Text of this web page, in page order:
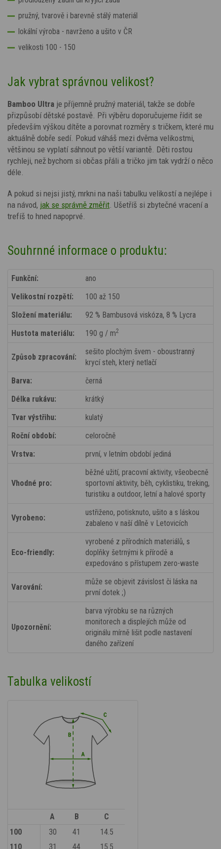
pružný, tvarově i barevně stálý materiál
lokální výroba - navrženo a ušito v ČR
velikosti 100 - 150
Jak vybrat správnou velikost?
Bamboo Ultra je příjemně pružný materiál, takže se dobře
přizpůsobí dětské postavě. Při výběru doporučujeme řídit se
především výškou dítěte a porovnat rozměry s tričkem, které mu
aktuálně dobře sedí. Pokud váháš mezi dvěma velikostmi,
většinou se vyplatí sáhnout po větší variantě. Děti rostou
rychleji, než bychom si občas přáli a tričko jim tak vydrží o něco
déle.
A pokud si nejsi jistý, mrkni na naši tabulku velikostí a nejlépe i
na návod, jak se správně změřit . Ušetříš si zbytečné vracení a
trefíš to hned napoprvé.
Souhrnné informace o produktu:
Funkční:
ano
Velikostní rozpětí:
100 až 150
Složení materiálu:
92 % Bambusová viskóza, 8 % Lycra
Hustota materiálu:
190 g / m2
Způsob zpracování:
sešito plochým švem - oboustranný
krycí steh, který netlačí
Barva:
černá
Délka rukávu:
krátký
Tvar výstřihu:
kulatý
Roční období:
celoročně
Vrstva:
první, v letním období jediná
Vhodné pro:
běžné užití, pracovní aktivity, všeobecně
sportovní aktivity, běh, cyklistiku, treking,
turistiku a outdoor, letní a halové sporty
Vyrobeno:
ustřiženo, potisknuto, ušito a s láskou
zabaleno v naší dílně v Letovicích
Eco-friendly:
vyrobené z přírodních materiálů, s
doplňky šetrnými k přírodě a
expedováno s přístupem zero-waste
Varování:
může se objevit závislost či láska na
první dotek ;)
Upozornění:
barva výrobku se na různých
monitorech a displejích může od
originálu mírně lišit podle nastavení
daného zařízení
Tabulka velikostí
A B
C
100
30 41
14.5
110
31 44 15.5